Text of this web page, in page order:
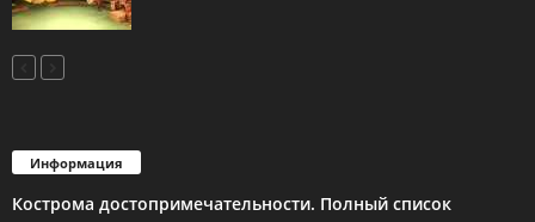
Информация
Кострома достопримечательности. Полный список